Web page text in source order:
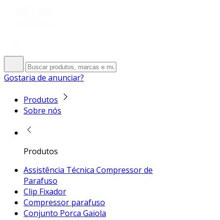
Gostaria de anunciar?
Produtos
Sobre nós
Produtos
Assistência Técnica Compressor de
Parafuso
Clip Fixador
Compressor parafuso
Conjunto Porca Gaiola